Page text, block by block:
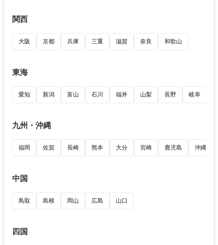
関西
大阪 京都 兵庫 三重 滋賀 奈良 和歌山
東海
愛知 新潟 富山 石川 福井 山梨 長野 岐阜
九州・沖縄
福岡 佐賀 長崎 熊本 大分 宮崎 鹿児島 沖縄
中国
鳥取 島根 岡山 広島 山口
四国